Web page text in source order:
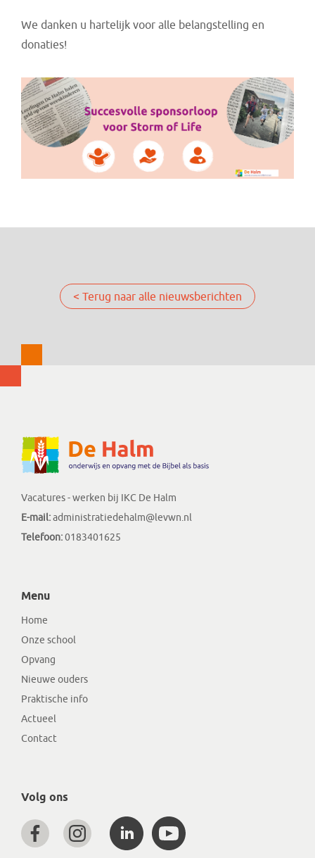
We danken u hartelijk voor alle belangstelling en
donaties!
< Terug naar alle nieuwsberichten
Vacatures - werken bij IKC De Halm
E-mail:administratiedehalm@levwn.nl
Telefoon:0183401625
Menu
Home
Onze school
Opvang
Nieuwe ouders
Praktische info
Actueel
Contact
Volg ons